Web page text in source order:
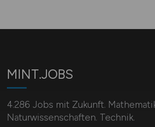
MINT.JOBS
4.286 Jobs mit Zukunft.
Naturwissenschaften. Technik.